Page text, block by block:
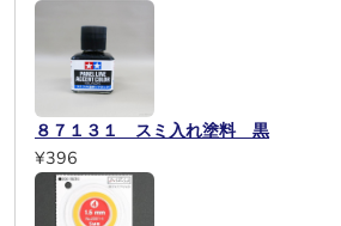
８７１３１ スミ入れ塗料 黒
¥396